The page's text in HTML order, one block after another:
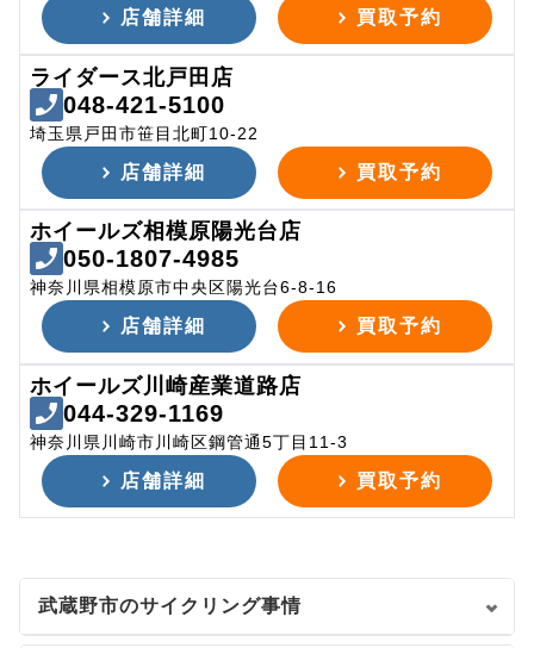
店舗詳細 買取予約
ライダース北戸田店
048-421-5100
埼玉県戸田市笹目北町10-22
店舗詳細 買取予約
ホイールズ相模原陽光台店
050-1807-4985
神奈川県相模原市中央区陽光台6-8-16
店舗詳細 買取予約
ホイールズ川崎産業道路店
044-329-1169
神奈川県川崎市川崎区鋼管通5丁目11-3
店舗詳細 買取予約
武蔵野市のサイクリング事情